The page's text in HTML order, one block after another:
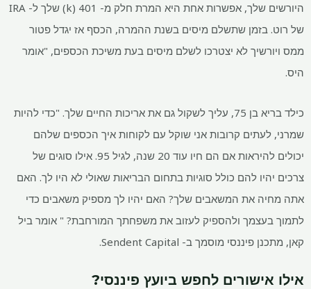
היורשים שלך, אפשרות אחת היא המרת חלק מ- 401 (k) שלך ל- IRA
של רוט. בזמן שתשלם מיסים בשנת ההמרה, הכסף אז יגדל פטור
ממס ויורשיך לא יצטרכו לשלם מיסים בעת משיכת הכספים, "אומר
היס.
כילד בריא בן 75, עליך לשקול גם את אריכות החיים שלך. "כדי להיות
שמרני, לעתים קרובות אני שוקל עם לקוחות איך הכספים שלהם
יכולים להיראות אם הם חיו עוד 20 שנה, לגיל 95. אילו סוגים של
צרכים יהיו להם כולל סוגיות בתחום הבריאות שאולי לא היו לך. האם
אתה מחיה את המשאבים שלך? האם יהיו לך מספיק משאבים כדי
לתמוך בעצמך ולהספיק לעזוב את משפחתך המורחבת? " אומר ביל
קאן, מתכנן פיננסי מוסמך ב- Sendent Capital.
אילו אישורים לחפש ביועץ פיננסי?